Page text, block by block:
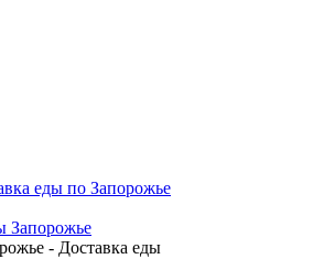
еды по Запорожье
Запорожье
- Доставка еды